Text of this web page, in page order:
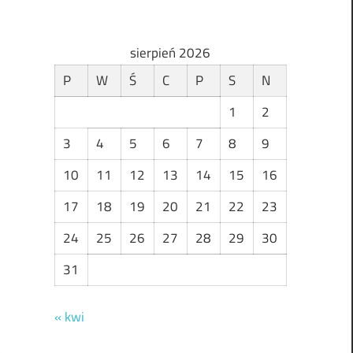
sierpień 2026
P
W Ś C P S
N
1
2
3
4 5 6 7 8
9
10
11 12 13 14 15
16
17
18 19 20 21 22
23
24
25 26 27 28 29
30
31
« kwi